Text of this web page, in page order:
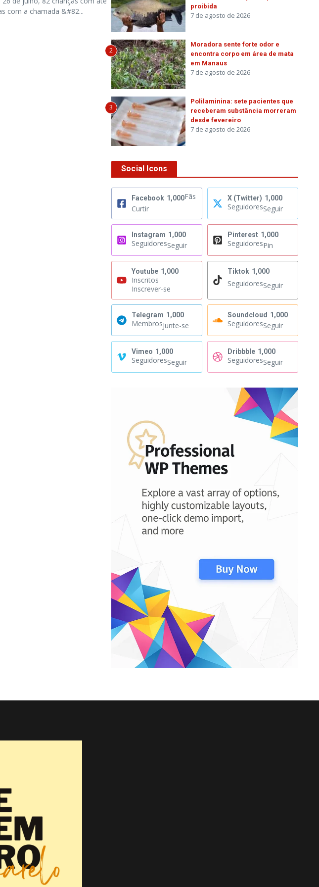
com a chamada &#82...
proibida
7 de agosto de 2026
2
Moradora sente forte odor e
encontra corpo em área de mata
em Manaus
7 de agosto de 2026
3
Polilaminina: sete pacientes que
receberam substância morreram
desde fevereiro
7 de agosto de 2026
Social Icons
Facebook 1,000Fãs
Curtir
X (Twitter) 1,000
SeguidoresSeguir
Instagram 1,000
SeguidoresSeguir
Pinterest 1,000
SeguidoresPin
Youtube 1,000
Inscritos
Inscrever-se
Tiktok 1,000
SeguidoresSeguir
Telegram 1,000
MembrosJunte-se
Soundcloud 1,000
SeguidoresSeguir
Vimeo 1,000
SeguidoresSeguir
Dribbble 1,000
SeguidoresSeguir